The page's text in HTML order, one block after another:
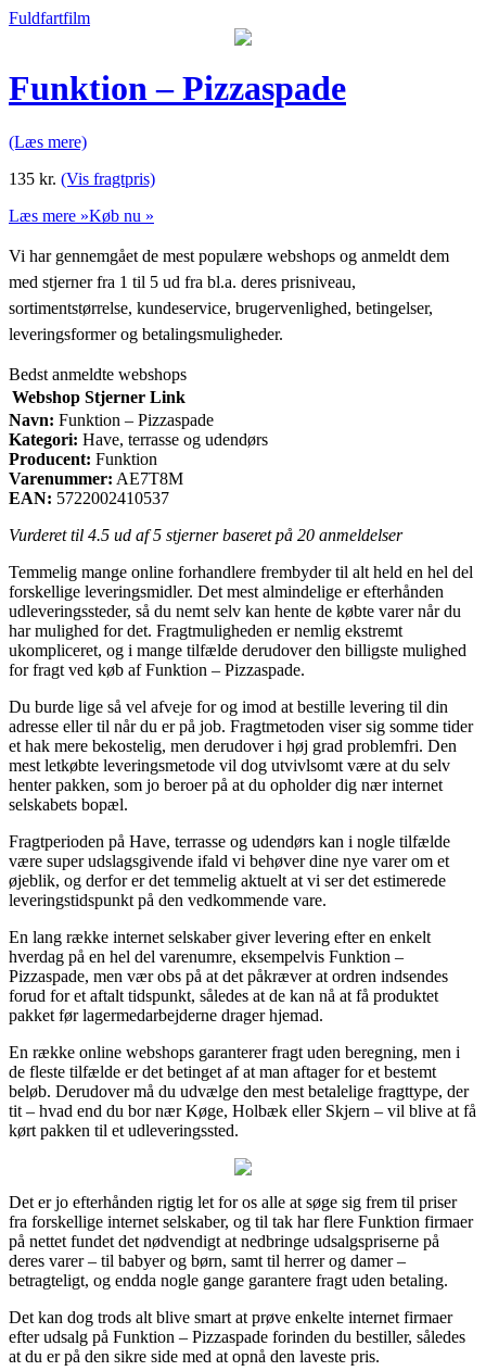
Fuldfartfilm
Funktion – Pizzaspade
(Læs mere)
135 kr. (Vis fragtpris)
Læs mere »Køb nu »
Vi har gennemgået de mest populære webshops og anmeldt dem
med stjerner fra 1 til 5 ud fra bl.a. deres prisniveau,
sortimentstørrelse, kundeservice, brugervenlighed, betingelser,
leveringsformer og betalingsmuligheder.
Bedst anmeldte webshops
Webshop Stjerner Link
Navn: Funktion – Pizzaspade
Kategori: Have, terrasse og udendørs
Producent: Funktion
Varenummer: AE7T8M
EAN: 5722002410537
Vurderet til 4.5 ud af 5 stjerner baseret på 20 anmeldelser
Temmelig mange online forhandlere frembyder til alt held en hel del
forskellige leveringsmidler. Det mest almindelige er efterhånden
udleveringssteder, så du nemt selv kan hente de købte varer når du
har mulighed for det. Fragtmuligheden er nemlig ekstremt
ukompliceret, og i mange tilfælde derudover den billigste mulighed
for fragt ved køb af Funktion – Pizzaspade.
Du burde lige så vel afveje for og imod at bestille levering til din
adresse eller til når du er på job. Fragtmetoden viser sig somme tider
et hak mere bekostelig, men derudover i høj grad problemfri. Den
mest letkøbte leveringsmetode vil dog utvivlsomt være at du selv
henter pakken, som jo beroer på at du opholder dig nær internet
selskabets bopæl.
Fragtperioden på Have, terrasse og udendørs kan i nogle tilfælde
være super udslagsgivende ifald vi behøver dine nye varer om et
øjeblik, og derfor er det temmelig aktuelt at vi ser det estimerede
leveringstidspunkt på den vedkommende vare.
En lang række internet selskaber giver levering efter en enkelt
hverdag på en hel del varenumre, eksempelvis Funktion –
Pizzaspade, men vær obs på at det påkræver at ordren indsendes
forud for et aftalt tidspunkt, således at de kan nå at få produktet
pakket før lagermedarbejderne drager hjemad.
En række online webshops garanterer fragt uden beregning, men i
de fleste tilfælde er det betinget af at man aftager for et bestemt
beløb. Derudover må du udvælge den mest betalelige fragttype, der
tit – hvad end du bor nær Køge, Holbæk eller Skjern – vil blive at få
kørt pakken til et udleveringssted.
Det er jo efterhånden rigtig let for os alle at søge sig frem til priser
fra forskellige internet selskaber, og til tak har flere Funktion firmaer
på nettet fundet det nødvendigt at nedbringe udsalgspriserne på
deres varer – til babyer og børn, samt til herrer og damer –
betragteligt, og endda nogle gange garantere fragt uden betaling.
Det kan dog trods alt blive smart at prøve enkelte internet firmaer
efter udsalg på Funktion – Pizzaspade forinden du bestiller, således
at du er på den sikre side med at opnå den laveste pris.